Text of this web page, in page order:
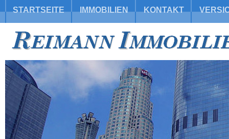
STARTSEITE IMMOBILIEN KONTAKT